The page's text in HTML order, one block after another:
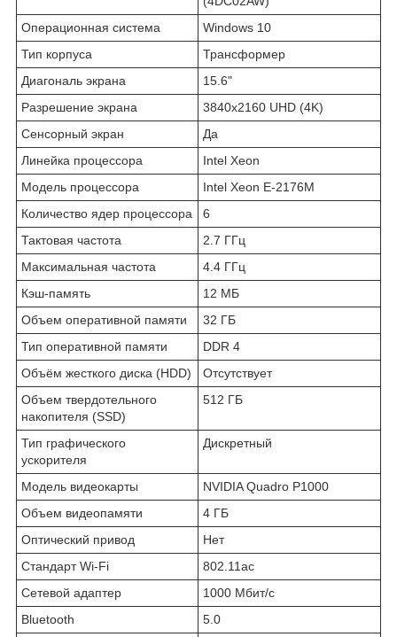
Операционная система
Windows 10
Тип корпуса
Трансформер
Диагональ экрана
15.6"
Разрешение экрана
3840x2160 UHD (4K)
Сенсорный экран
Да
Линейка процессора
Intel Xeon
Модель процессора
Intel Xeon E-2176M
Количество ядер процессора
6
Тактовая частота
2.7 ГГц
Максимальная частота
4.4 ГГц
Кэш-память
12 МБ
Объем оперативной памяти
32 ГБ
Тип оперативной памяти
DDR 4
Объём жесткого диска (HDD)
Отсутствует
Объем твердотельного
накопителя (SSD)
512 ГБ
Тип графического
ускорителя
Дискретный
Модель видеокарты
NVIDIA Quadro P1000
Объем видеопамяти
4 ГБ
Оптический привод
Нет
Стандарт Wi-Fi
802.11ac
Сетевой адаптер
1000 Мбит/с
Bluetooth
5.0